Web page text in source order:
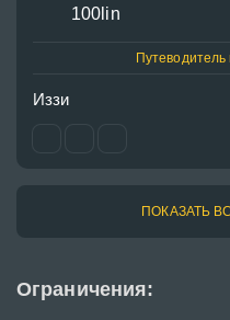
Ограничения:
100lin
Иззи
ПОКАЗАТЬ